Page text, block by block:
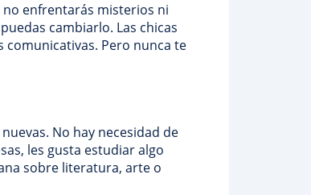
enfrentarás misterios ni
cambiarlo. Las chicas
comunicativas. Pero nunca te
No hay necesidad de
les gusta estudiar algo
sobre literatura, arte o